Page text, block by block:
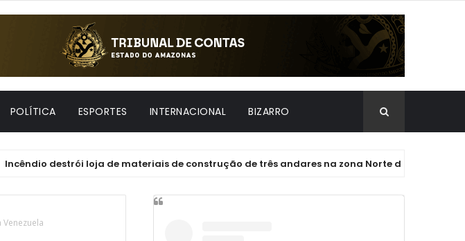
POLÍTICA ESPORTES INTERNACIONAL BIZARRO
destrói loja de materiais de construção de três andares na zona Norte de Manaus